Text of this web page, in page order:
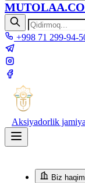
+998 71 299-94-
Aksiyadorlik
Biz